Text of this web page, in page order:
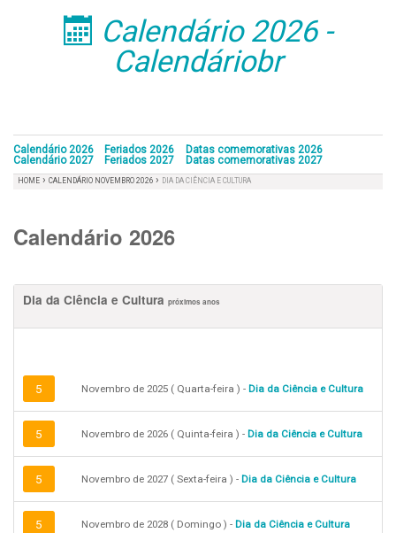
󰁣 Calendário 2026 -
Calendáriobr
Calendário 2026 Feriados 2026
Datas comemorativas 2026
Calendário 2027
Feriados 2027 Datas comemorativas 2027
HOME › CALENDÁRIO NOVEMBRO 2026 › DIA DA CIÊNCIA E CULTURA
Calendário 2026
Dia da Ciência e Cultura próximos anos
5 Novembro de 2025 ( Quarta-feira ) - Dia da Ciência e Cultura
5 Novembro de 2026 ( Quinta-feira ) - Dia da Ciência e Cultura
5 Novembro de 2027 ( Sexta-feira ) - Dia da Ciência e Cultura
5 Novembro de 2028 ( Domingo ) - Dia da Ciência e Cultura